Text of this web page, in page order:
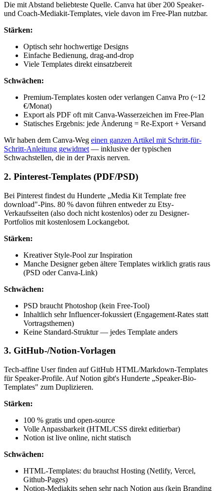
Die mit Abstand beliebteste Quelle. Canva hat über 200 Speaker-
und Coach-Mediakit-Templates, viele davon im Free-Plan nutzbar.
Stärken:
Optisch sehr hochwertige Designs
Einfache Bedienung, drag-and-drop
Viele Templates direkt einsatzbereit
Schwächen:
Premium-Templates kosten oder verlangen Canva Pro (~12
€/Monat)
Export als PDF oft mit Canva-Wasserzeichen im Free-Plan
Statisches Ergebnis: jede Änderung = Re-Export + Versand
Wir haben dem Canva-Weg einen ganzen Artikel mit Schritt-für-
Schritt-Anleitung gewidmet — inklusive der typischen
Schwachstellen, die in der Praxis nerven.
2. Pinterest-Templates (PDF/PSD)
Bei Pinterest findest du Hunderte „Media Kit Template free
download"-Pins. 80 % davon führen entweder zu Etsy-
Verkaufsseiten (also doch nicht kostenlos) oder zu Designer-
Portfolios mit kostenlosem Lockangebot.
Stärken:
Kreativer Style-Pool zur Inspiration
Manche Designer geben ältere Templates wirklich gratis raus
(PSD oder Canva-Link)
Schwächen:
PSD braucht Photoshop (kein Free-Tool)
Inhaltlich sehr Influencer-fokussiert (Engagement-Rates statt
Vortragsthemen)
Keine Standard-Struktur — jedes Template anders
3. GitHub-/Notion-Vorlagen
Tech-affine User finden auf GitHub HTML/Markdown-Templates
für Speaker-Profile. Auf Notion gibt's Hunderte „Speaker-Bio-
Templates" zum Duplizieren.
Stärken:
100 % gratis und open-source
Volle Anpassbarkeit (HTML/CSS direkt editierbar)
Notion ist live online, nicht statisch
Schwächen:
HTML-Templates: du brauchst Hosting (Netlify, Vercel,
Github-Pages)
Notion-Mediakits sehen sehr nach Notion aus (kein Branding